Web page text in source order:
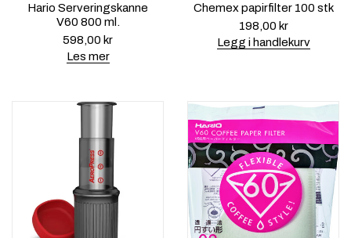
Hario Serveringskanne
V60 800 ml.
598,00 kr
Les mer
Chemex papirfilter 100 stk
198,00 kr
Legg i handlekurv